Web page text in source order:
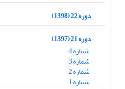
دوره 22 (1398)
دوره 21 (1397)
شماره 4
شماره 3
شماره 2
شماره 1